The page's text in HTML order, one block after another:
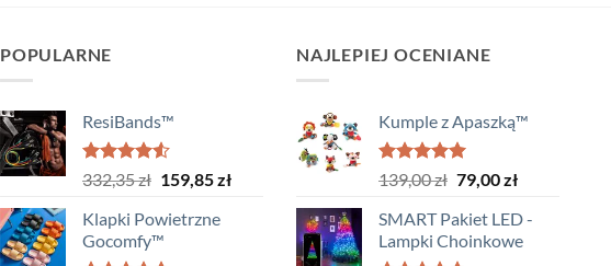
POPULARNE
ResiBands™
Oceniono
na 5
332,35zł Pierwotna
wynosiła:
332,35 zł.
159,85złAktualna
159,85 zł.
Klapki Powietrzne
Gocomfy™
NAJLEPIEJ OCENIANE
Kumple z Apaszką™
Oceniono
na 5
139,00zł Pierwotna
wynosiła:
139,00 zł.
79,00złAktualna
wynosi:
79,00 zł.
SMART Pakiet LED -
Lampki Choinkowe